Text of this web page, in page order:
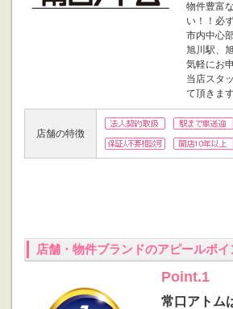
物件豊富
い！！必
市内中心
旭川駅、
気軽にお
当店スタ
て頂きま
店舗の特徴
店舗・物件ブランドのアピールポイ
Point.1
常口アトム